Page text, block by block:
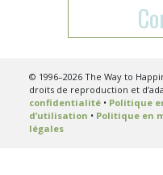
© 1996–2026 The Way to
droits de reproduction et
confidentialité• Politique
d’utilisation • Politique en
légales